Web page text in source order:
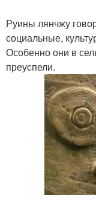
Руины лянчжу
социальные,
Особенно они в
преуспели.